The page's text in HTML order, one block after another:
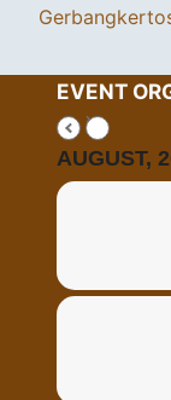
EVENT
AUGUST,